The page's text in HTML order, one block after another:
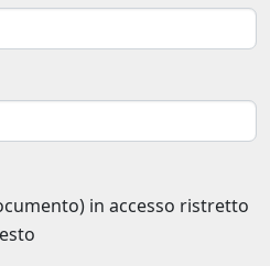
in accesso ristretto